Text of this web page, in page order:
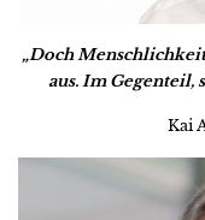
„Doch
aus. Im Gegenteil,
Kai